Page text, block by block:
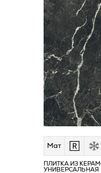
Мат
ПЛИТКА ИЗ
УНИВЕРСАЛЬНАЯ